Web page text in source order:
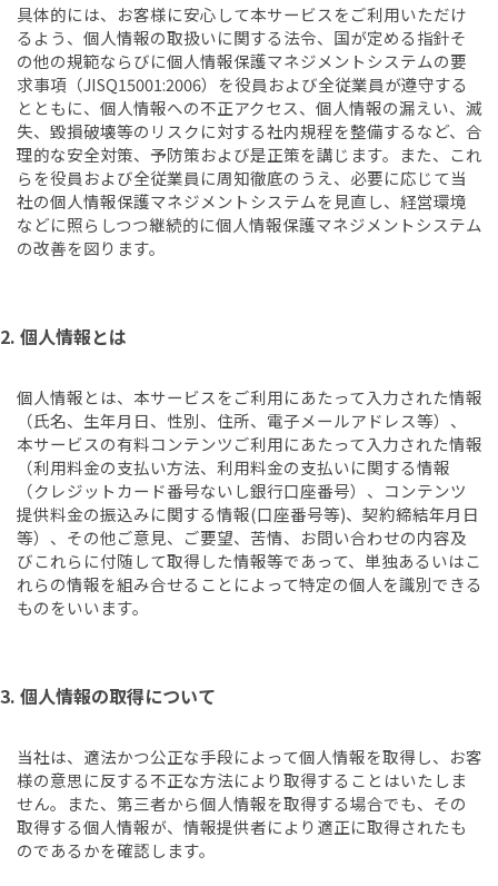
具体的には、お客様に安心して本サービスをご利用いただけ
るよう、個人情報の取扱いに関する法令、国が定める指針そ
の他の規範ならびに個人情報保護マネジメントシステムの要
求事項（JISQ15001:2006）を役員および全従業員が遵守する
とともに、個人情報への不正アクセス、個人情報の漏えい、滅
失、毀損破壊等のリスクに対する社内規程を整備するなど、合
理的な安全対策、予防策および是正策を講じます。また、これ
らを役員および全従業員に周知徹底のうえ、必要に応じて当
社の個人情報保護マネジメントシステムを見直し、経営環境
などに照らしつつ継続的に個人情報保護マネジメントシステム
の改善を図ります。
2. 個人情報とは
個人情報とは、本サービスをご利用にあたって入力された情報
（氏名、生年月日、性別、住所、電子メールアドレス等）、
本サービスの有料コンテンツご利用にあたって入力された情報
（利用料金の支払い方法、利用料金の支払いに関する情報
（クレジットカード番号ないし銀行口座番号）、コンテンツ
提供料金の振込みに関する情報(口座番号等)、契約締結年月日
等）、その他ご意見、ご要望、苦情、お問い合わせの内容及
びこれらに付随して取得した情報等であって、単独あるいはこ
れらの情報を組み合せることによって特定の個人を識別できる
ものをいいます。
3. 個人情報の取得について
当社は、適法かつ公正な手段によって個人情報を取得し、お客
様の意思に反する不正な方法により取得することはいたしま
せん。また、第三者から個人情報を取得する場合でも、その
取得する個人情報が、情報提供者により適正に取得されたも
のであるかを確認します。